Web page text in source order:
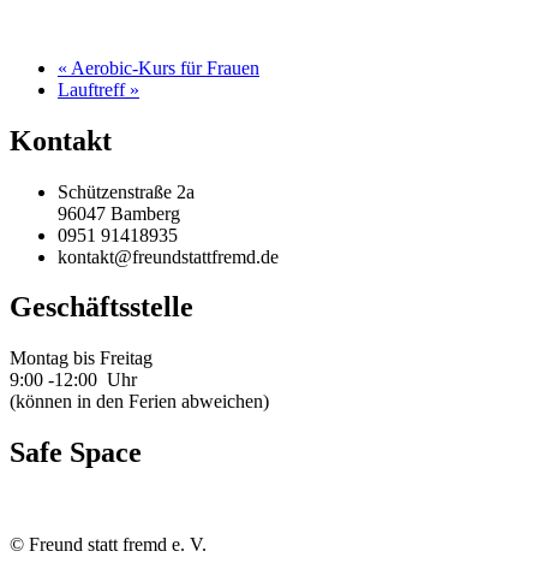
« Aerobic-Kurs für Frauen
Lauftreff »
Kontakt
Schützenstraße 2a
96047 Bamberg
0951 91418935
kontakt@freundstattfremd.de
Geschäftsstelle
Montag bis Freitag
9:00 -12:00 Uhr
(können in den Ferien abweichen)
Safe Space
© Freund statt fremd e. V.